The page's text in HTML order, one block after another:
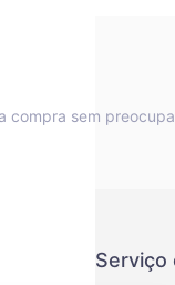
compra sem
Serviço